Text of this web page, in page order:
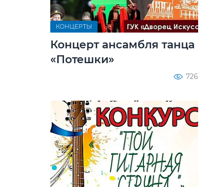
КОНЦЕРТЫ
Концерт ансамбля танца
«Потешки»
726